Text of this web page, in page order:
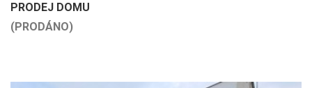
PRODEJ DOMU
(PRODÁNO)